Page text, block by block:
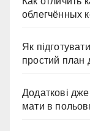
облегчённых
Як
простий план
Додаткові
мати в